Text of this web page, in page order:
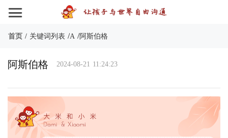
首页 / 关键词列表 /A /阿斯伯格
阿斯伯格 2024-08-21 11:24:23